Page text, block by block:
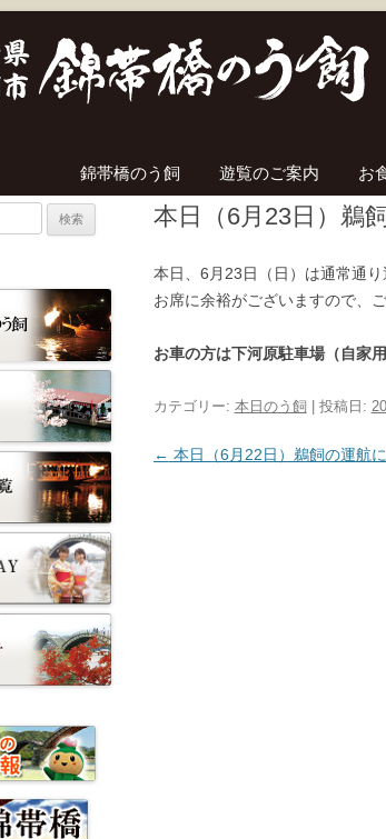
錦帯橋のう飼 遊覧のご案内 お
本日（6月23日）鵜
本日、6月23日（日）は通常通り
お席に余裕がございますので、
お車の方は下河原駐車場（自家
カテゴリー: 本日のう飼 | 投稿日:
投稿ナビゲーション
← 本日（6月22日）鵜飼の運航